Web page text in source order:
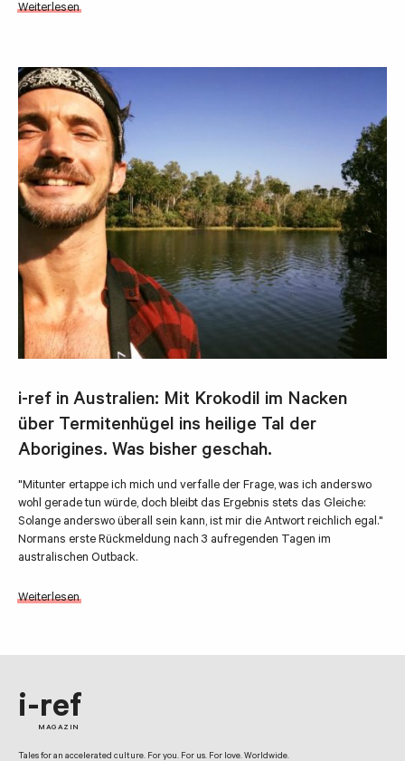
Weiterlesen
i-ref in Australien: Mit Krokodil im Nacken
über Termitenhügel ins heilige Tal der
Aborigines. Was bisher geschah.
"Mitunter ertappe ich mich und verfalle der Frage, was ich anderswo
wohl gerade tun würde, doch bleibt das Ergebnis stets das Gleiche:
Solange anderswo überall sein kann, ist mir die Antwort reichlich egal."
Normans erste Rückmeldung nach 3 aufregenden Tagen im
australischen Outback.
Weiterlesen
i-ref
MAGAZIN
Tales for an accelerated culture. For you. For us. For love. Worldwide.